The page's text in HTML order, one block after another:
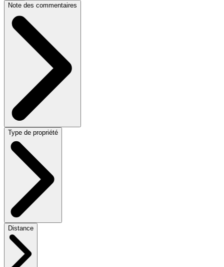
Note des commentaires
Type de propriété
Distance